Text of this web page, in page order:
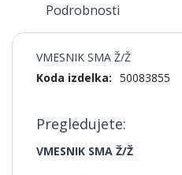
Podrobnosti
VMESNIK SMA Ž/Ž
Več
50083855
Pregledujete:
VMESNIK SMA Ž/Ž